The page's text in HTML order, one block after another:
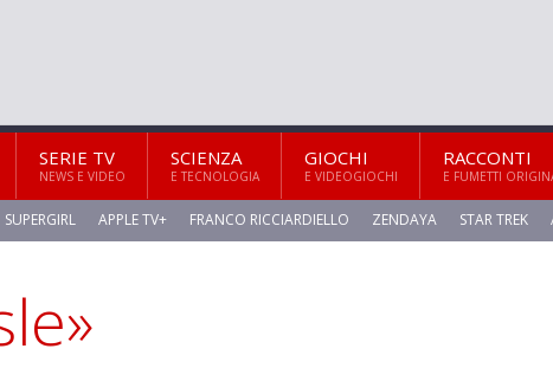
SERIE TV
NEWS E VIDEO
SCIENZA
E TECNOLOGIA
GIOCHI
E VIDEOGIOCHI
RACCONTI
E FUMETTI
SUPERGIRL APPLE TV+ FRANCO RICCIARDIELLO ZENDAYA STAR TREK